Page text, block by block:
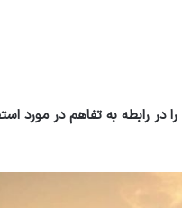
در رابطه به تفاهم در مورد